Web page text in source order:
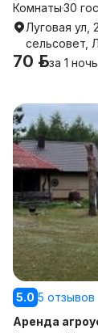
Комнаты30
Луговая ул,
сельсовет,
70 р.за 1 ночь
5.0 5 отзывов
Аренда